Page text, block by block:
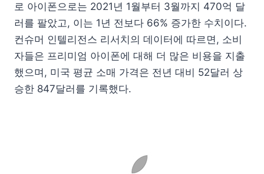
로 아이폰으로는 2021년 1월부터 3월까지 470억 달
러를 팔았고, 이는 1년 전보다 66% 증가한 수치이다.
컨슈머 인텔리전스 리서치의 데이터에 따르면, 소비
자들은 프리미엄 아이폰에 대해 더 많은 비용을 지출
했으며, 미국 평균 소매 가격은 전년 대비 52달러 상
승한 847달러를 기록했다.